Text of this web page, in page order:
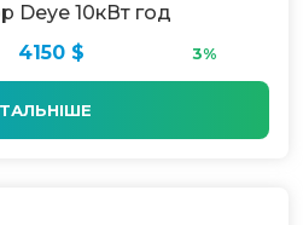
Deye 10кВт год
4150 $ 3%